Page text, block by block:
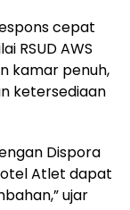
cepat
RSUD AWS
kamar penuh,
ketersediaan
Dispora
Atlet dapat
ujar